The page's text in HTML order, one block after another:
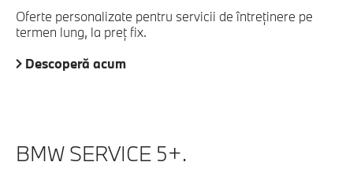
Oferte personalizate pentru servicii de întreţinere pe
termen lung, la preţ fix.
Descoperă acum
BMW SERVICE 5+.